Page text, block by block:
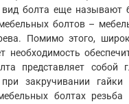
болта еще называют
болтов –
Помимо этого,
необходимость
представляет
закручивании
болтах резьба